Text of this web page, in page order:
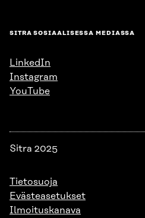
SITRA SOSIAALISESSA MEDIASSA
LinkedIn
Instagram
YouTube
Sitra 2025
Tietosuoja
Evästeasetukset
Ilmoituskanava